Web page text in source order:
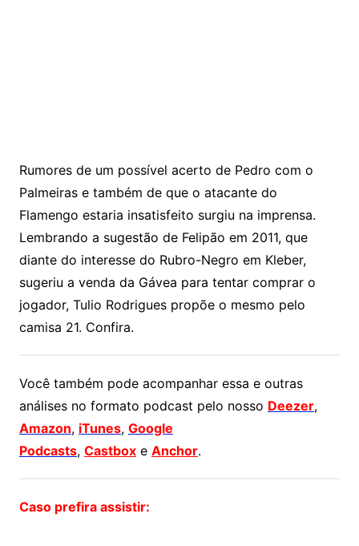
Rumores de um possível acerto de Pedro com o
Palmeiras e também de que o atacante do
Flamengo estaria insatisfeito surgiu na imprensa.
Lembrando a sugestão de Felipão em 2011, que
diante do interesse do Rubro-Negro em Kleber,
sugeriu a venda da Gávea para tentar comprar o
jogador, Tulio Rodrigues propõe o mesmo pelo
camisa 21. Confira.
Você também pode acompanhar essa e outras
análises no formato podcast pelo nosso Deezer,
Amazon, iTunes, Google
Podcasts, Castboxe Anchor.
Caso prefira assistir: